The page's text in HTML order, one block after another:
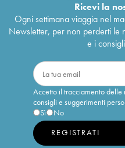
Ricevi la
Ogni settimana viaggia nel
Newsletter, per non perderti le
e i
Accetto il tracciamento
consigli e suggerimenti
Sì
No
REGISTRATI